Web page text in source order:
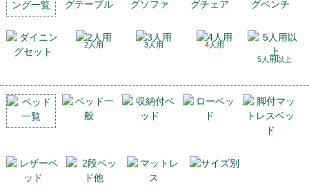
2人用 3人用
4人用
5人用以上